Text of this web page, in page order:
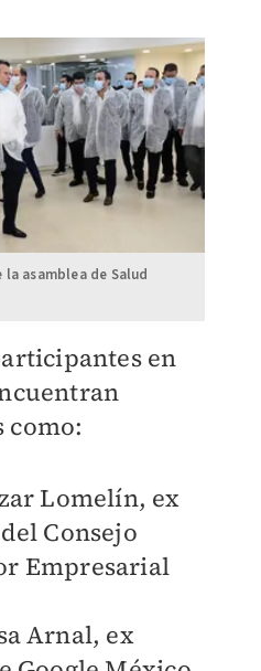
asamblea de Salud
en
como:
Lomelín, ex
Consejo
Empresarial
Arnal, ex